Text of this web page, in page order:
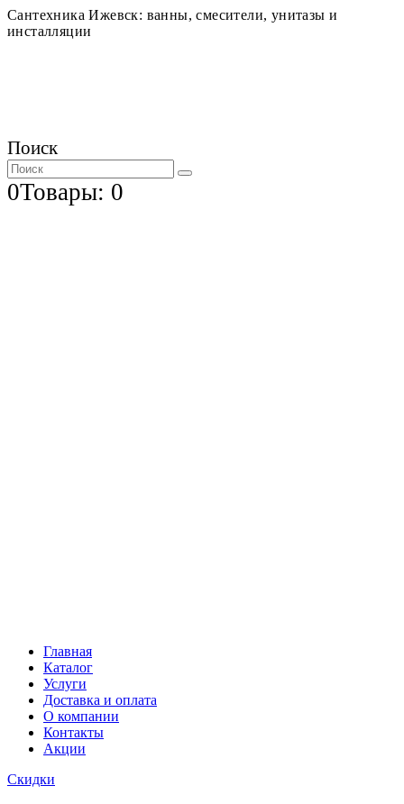
Сантехника Ижевск: ванны, смесители, унитазы и
инсталляции
Поиск
0Товары: 0
Главная
Каталог
Услуги
Доставка и оплата
О компании
Контакты
Акции
Скидки